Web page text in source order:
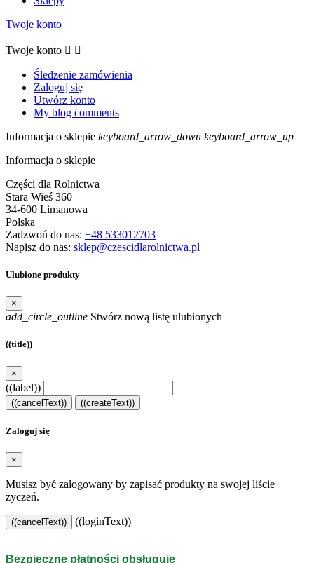
Twoje konto
Twoje konto  
Śledzenie zamówienia
Zaloguj się
Utwórz konto
My blog comments
Informacja o sklepie keyboard_arrow_down keyboard_arrow_up
Informacja o sklepie
Części dla Rolnictwa
Stara Wieś 360
34-600 Limanowa
Polska
Zadzwoń do nas: +48 533012703
Napisz do nas: sklep@czescidlarolnictwa.pl
Ulubione produkty
×
add_circle_outline Stwórz nową listę ulubionych
((title))
×
((label))
((cancelText)) ((createText))
Zaloguj się
×
Musisz być zalogowany by zapisać produkty na swojej liście
życzeń.
((cancelText)) ((loginText))
Bezpieczne płatności obsługuje